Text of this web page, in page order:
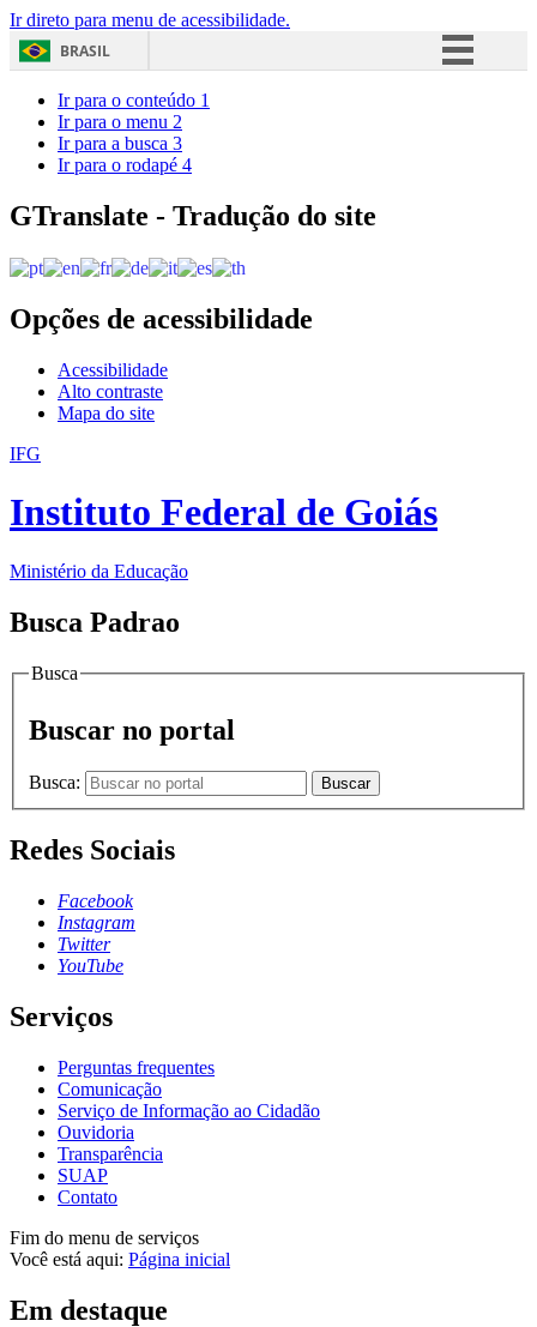
Ir direto para menu de acessibilidade.
BRASIL
Acesso à informação
Ir para o conteúdo 1
Ir para o menu 2
Ir para a busca 3
Ir para o rodapé 4
GTranslate - Tradução do site
Opções de acessibilidade
Acessibilidade
Alto contraste
Mapa do site
IFG
Instituto Federal de Goiás
Ministério da Educação
Busca Padrao
Busca
Buscar no portal
Busca: Buscar
Redes Sociais
Facebook
Instagram
Twitter
YouTube
Serviços
Perguntas frequentes
Comunicação
Serviço de Informação ao Cidadão
Ouvidoria
Transparência
SUAP
Contato
Fim do menu de serviços
Você está aqui: Página inicial
Em destaque